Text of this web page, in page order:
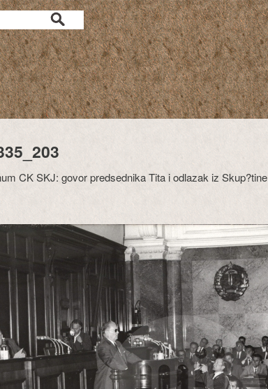
CK SKJ: govor predsednika Tita i odlazak iz Skup?tine